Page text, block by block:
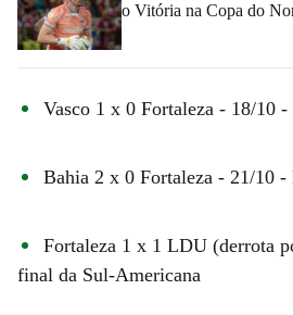
o Vitória na Copa do
Vasco 1 x 0 Fortaleza - 18/10
Bahia 2 x 0 Fortaleza - 21/10
Fortaleza 1 x 1 LDU (derrota
final da Sul-Americana